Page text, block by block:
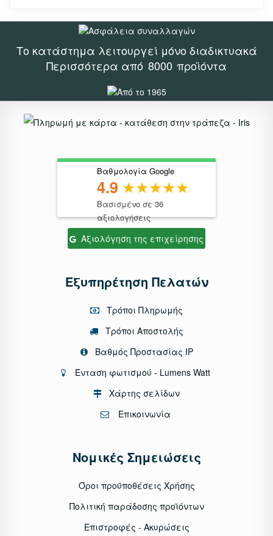
Το κατάστημα λειτουργεί μόνο διαδικτυακά
Περισσότερα από 8000 προϊόντα
Βαθμολογία Google
4.9
Βασισμένο σε 36
αξιολογήσεις
Αξιολόγηση της επιχείρησης
Εξυπηρέτηση Πελατών
Τρόποι Πληρωμής
Τρόποι Αποστολής
Βαθμός Προστασίας IP
Ένταση φωτισμού - Lumens Watt
Χάρτης σελίδων
Επικοινωνία
Νομικές Σημειώσεις
Όροι προϋποθέσεις Χρήσης
Πολιτική παράδοσης προϊόντων
Επιστροφές - Ακυρώσεις